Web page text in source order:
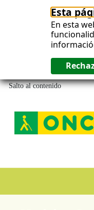
Esta
En esta
Salto al contenido